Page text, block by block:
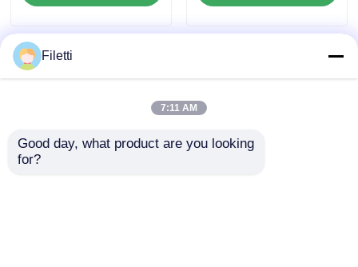
Alan Programlanabilir
Voltajı 2.7 V 5.5 V
Filetti
7:11 AM
Good day, what product are you looking
for?